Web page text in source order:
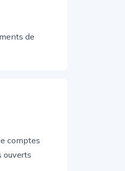
de
comptes
ouverts